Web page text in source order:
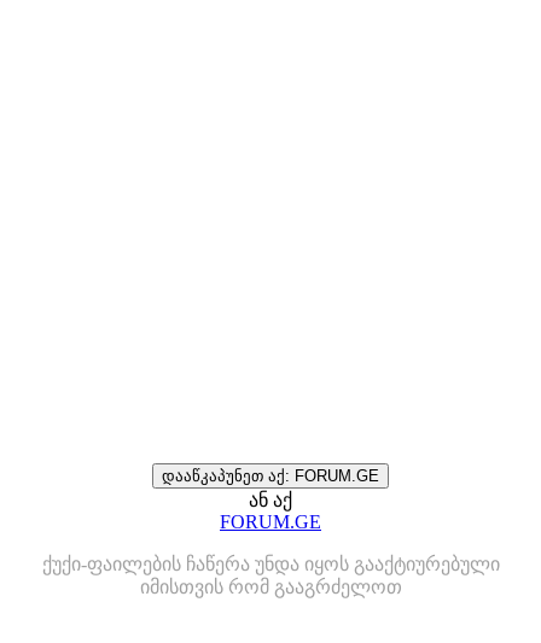
დააწკაპუნეთ აქ: FORUM.GE
ან აქ
FORUM.GE
ქუქი-ფაილების ჩაწერა უნდა იყოს გააქტიურებული
იმისთვის რომ გააგრძელოთ